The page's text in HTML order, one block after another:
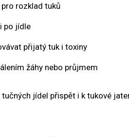
rozklad tuků
po jídle
přijatý tuk i toxiny
žáhy nebo průjmem
jídel přispět i k tukové